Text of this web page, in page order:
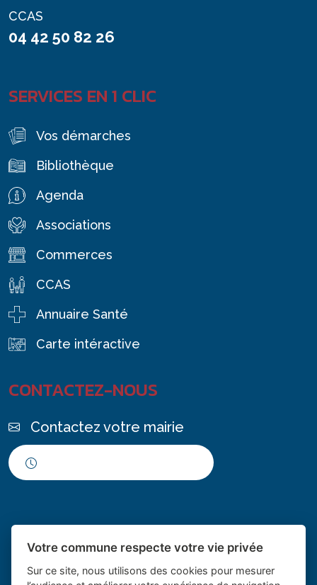
CCAS
04 42 50 82 26
SERVICES EN 1 CLIC
Vos démarches
Bibliothèque
Agenda
Associations
Commerces
CCAS
Annuaire Santé
Carte intéractive
CONTACTEZ-NOUS
Contactez votre mairie
Votre commune respecte votre vie privée
Sur ce site, nous utilisons des cookies pour mesurer